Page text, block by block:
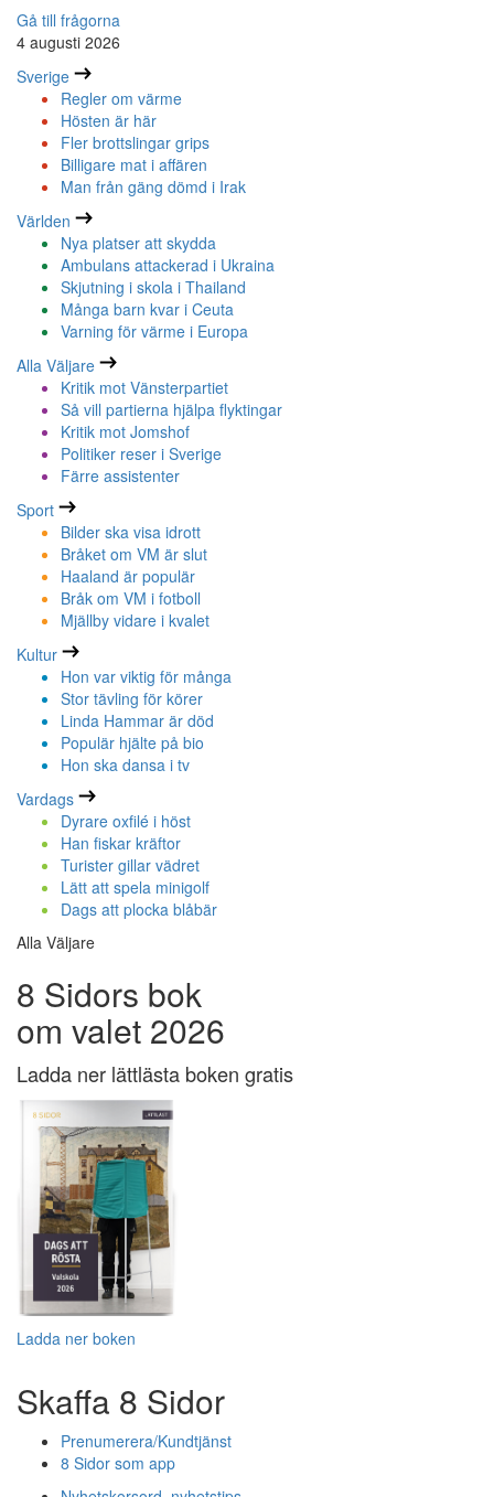
Gå till frågorna
4 augusti 2026
Sverige
Regler om värme
Hösten är här
Fler brottslingar grips
Billigare mat i affären
Man från gäng dömd i Irak
Världen
Nya platser att skydda
Ambulans attackerad i Ukraina
Skjutning i skola i Thailand
Många barn kvar i Ceuta
Varning för värme i Europa
Alla Väljare
Kritik mot Vänsterpartiet
Så vill partierna hjälpa flyktingar
Kritik mot Jomshof
Politiker reser i Sverige
Färre assistenter
Sport
Bilder ska visa idrott
Bråket om VM är slut
Haaland är populär
Bråk om VM i fotboll
Mjällby vidare i kvalet
Kultur
Hon var viktig för många
Stor tävling för körer
Linda Hammar är död
Populär hjälte på bio
Hon ska dansa i tv
Vardags
Dyrare oxfilé i höst
Han fiskar kräftor
Turister gillar vädret
Lätt att spela minigolf
Dags att plocka blåbär
Alla Väljare
8 Sidors bok
om valet 2026
Ladda ner lättlästa boken gratis
Ladda ner boken
Skaffa 8 Sidor
Prenumerera/Kundtjänst
8 Sidor som app